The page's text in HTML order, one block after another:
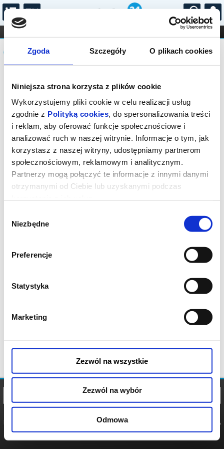
Zgoda Szczegóły O plikach cookies
Niniejsza strona korzysta z plików cookie
Wykorzystujemy pliki cookie w celu realizacji usług
zgodnie z Polityką cookies, do spersonalizowania treści
i reklam, aby oferować funkcje społecznościowe i
analizować ruch w naszej witrynie. Informacje o tym, jak
korzystasz z naszej witryny, udostępniamy partnerom
społecznościowym, reklamowym i analitycznym.
Partnerzy mogą połączyć te informacje z innymi danymi
otrzymanymi od Ciebie lub uzyskanymi podczas
zgody
Niezbędne
Preferencje
Statystyka
Marketing
Zezwól na wszystkie
Zezwól na wybór
Odmowa
...
FILHARMONIA OPERA I BALET
STAND-UP
DLA DZIECI
Komunikat
Sprzedaż biletów on-line na wydarzenie
została zakończona.
POLITYKA
POLITYKA